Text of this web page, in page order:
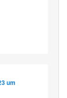
um